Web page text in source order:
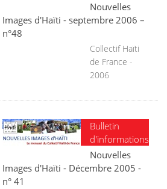
Nouvelles
Images d'Haïti - septembre 2006 –
n°48
Collectif Haïti
de France -
2006
Bulletin
d'informations
Nouvelles
Images d'Haïti - Décembre 2005 -
n° 41